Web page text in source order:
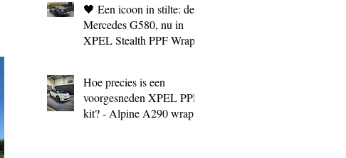
🖤 Een icoon in stilte: de
Mercedes G580, nu in
XPEL Stealth PPF Wrap
Hoe precies is een
voorgesneden XPEL PPF
kit? - Alpine A290 wrap